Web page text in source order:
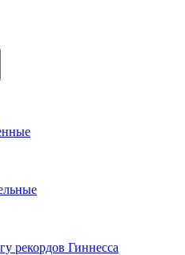
рекордов Гиннесса